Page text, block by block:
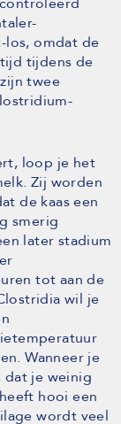
los, omdat de
tijdens de
twee
loop je het
Zij worden
de kaas een
smerig
later stadium
tot aan de
wil je
Wanneer je
dat je weinig
hooi een
wordt veel